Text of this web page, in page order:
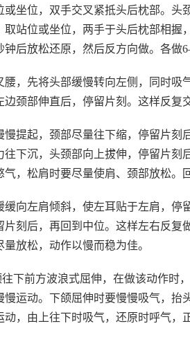
或坐位，双手交叉紧抵头后枕部。
站位或坐位，两手于头后枕部相握
钟后放松还原，然后反方向做。各做
腰，先将头部缓慢转向左侧，同时
边颈部伸直后，停留片刻。这样反复
慢提起，颈部尽量往下缩，停留片
往下沉，头颈部向上拔伸，停留片
气，松肩时要尽量使肩、颈部放松。
缓向左肩倾斜，使左耳贴于左肩，
片刻后，再回到中位。这样左右反
放松，动作以慢而稳为佳。
下前方波浪式屈伸，在做该动作时
慢运动。下颌屈伸时要慢慢吸气，
动，由上往下时吸气，还原时呼气，